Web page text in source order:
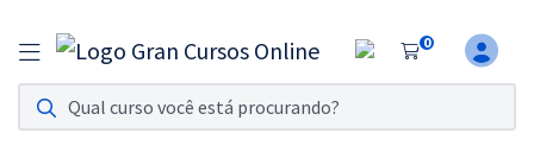
0
Assinatura Ilimitada 11
Acesso a todos os cursos. Teste grátis por 7 dias!